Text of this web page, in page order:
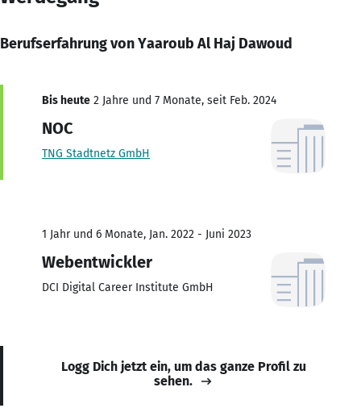
Berufserfahrung von Yaaroub Al Haj Dawoud
Bis heute 2 Jahre und 7 Monate, seit Feb. 2024
NOC
TNG Stadtnetz GmbH
1 Jahr und 6 Monate, Jan. 2022 - Juni 2023
Webentwickler
DCI Digital Career Institute GmbH
Logg Dich jetzt ein, um das ganze Profil zu
sehen.